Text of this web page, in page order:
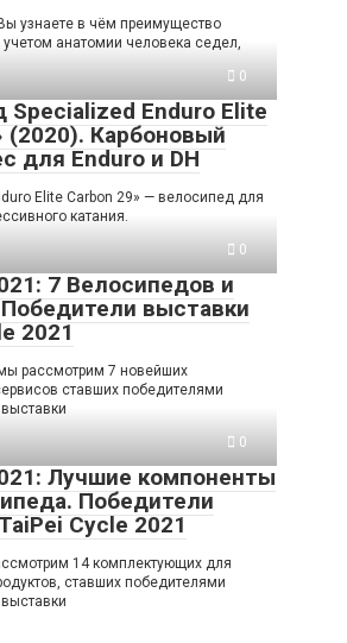
узнаете в чём преимущество
учетом анатомии человека седел,
0
Specialized Enduro Elite
(2020). Карбоновый
для Enduro и DH
Elite Carbon 29» — велосипед для
катания.
0
7 Велосипедов и
выставки
2021
рассмотрим 7 новейших
ставших победителями
0
Лучшие компоненты
Победители
Cycle 2021
14 комплектующих для
ставших победителями